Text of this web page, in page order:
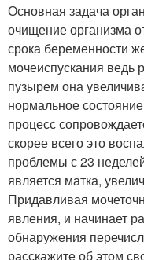
Основная задача
очищение организма
срока беременности
мочеиспускания ведь
пузырем она
нормальное
процесс
скорее всего это
проблемы с 23
является матка,
Придавливая
явления, и начинает
обнаружения
расскажите об этом